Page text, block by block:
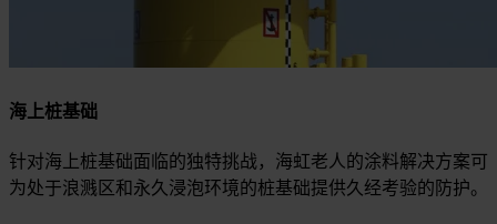
海上桩基础
针对海上桩基础面临的独特挑战，海虹老人的涂料解决方案可
为处于浪溅区和永久浸泡环境的桩基础提供久经考验的防护。